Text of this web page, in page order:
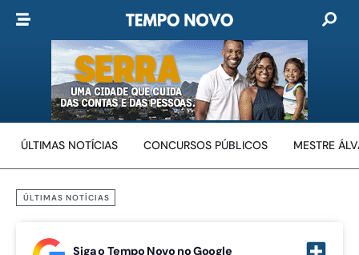
ÚLTIMAS NOTÍCIAS CONCURSOS PÚBLICOS MESTRE
ÚLTIMAS NOTÍCIAS
Siga o Tempo Novo no Google